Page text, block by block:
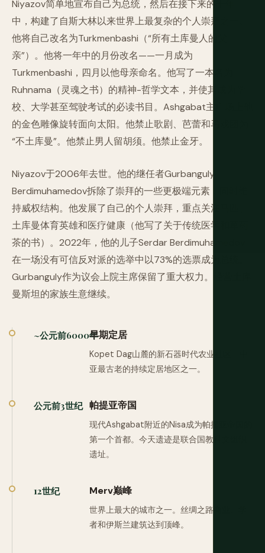
Niyazov简单地宣布自己为总统，然后在接下来的十年
中，构建了自斯大林以来世界上最复杂的个人崇拜之一。
他将自己改名为Turkmenbashi（“所有土库曼人的父
亲”）。他将一年中的月份改名——一月成为
Turkmenbashi，四月以他母亲命名。他写了一本名为
Ruhnama（灵魂之书）的精神-哲学文本，并使其成为学
校、大学甚至驾驶考试的必读书目。Ashgabat主广场上他
的金色雕像旋转面向太阳。他禁止歌剧、芭蕾和马戏团为
“不土库曼”。他禁止男人留胡须。他禁止金牙。
Niyazov于2006年去世。他的继任者Gurbanguly
Berdimuhamedov拆除了崇拜的一些更极端元素，同时维
持威权结构。他发展了自己的个人崇拜，重点关注马匹、
土库曼体育英雄和医疗健康（他写了关于传统医学和草药
茶的书）。2022年，他的儿子Serdar Berdimuhamedov
在一场没有可信反对派的选举中以73%的选票成为总统。
Gurbanguly作为议会上院主席保留了重大权力。经营土库
曼斯坦的家族生意继续。
~公元前6000年早期定居
Kopet Dag山麓的新石器时代农业社区。中
亚最古老的持续定居地区之一。
公元前3世纪 帕提亚帝国
现代Ashgabat附近的Nisa成为帕提亚帝国的
第一个首都。今天遗迹是联合国教科文组织
遗址。
12世纪 Merv巅峰
世界上最大的城市之一。丝绸之路商业、学
者和伊斯兰建筑达到顶峰。